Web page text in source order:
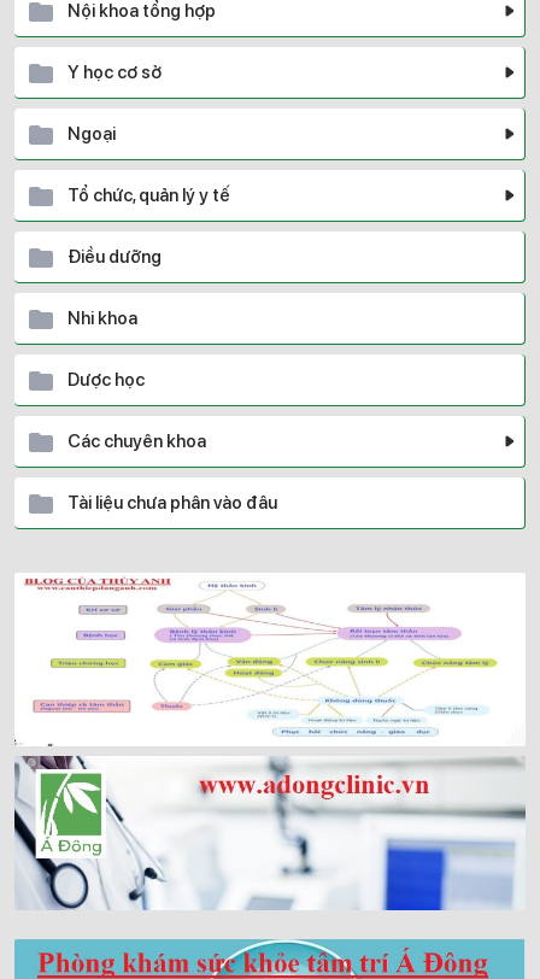
Nội khoa tổng hợp
Y học cơ sở
Ngoại
Tổ chức, quản lý y tế
Điều dưỡng
Nhi khoa
Dược học
Các chuyên khoa
Tài liệu chưa phân vào đâu